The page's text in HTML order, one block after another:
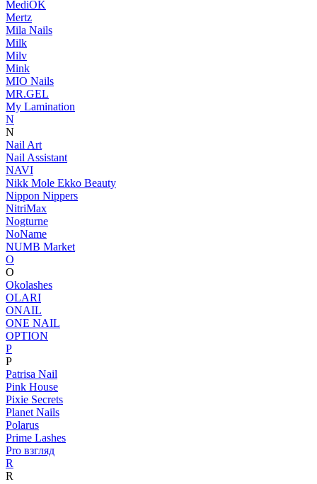
MediOK
Mertz
Mila Nails
Milk
Milv
Mink
MIO Nails
MR.GEL
My Lamination
N
N
Nail Art
Nail Assistant
NAVI
Nikk Mole Ekko Beauty
Nippon Nippers
NitriMax
Nogturne
NoName
NUMB Market
O
O
Okolashes
OLARI
ONAIL
ONE NAIL
OPTION
P
P
Patrisa Nail
Pink House
Pixie Secrets
Planet Nails
Polarus
Prime Lashes
Pro взгляд
R
R